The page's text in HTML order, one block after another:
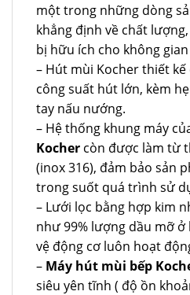
một trong những dòng
khẳng định về chất
bị hữu ích cho không
– Hút mùi Kocher thiết
công suất hút lớn, kèm
tay nấu nướng.
– Hệ thống khung máy
Kocher còn được làm từ
(inox 316), đảm bảo sản
trong suốt quá trình sử
– Lưới lọc bằng hợp kim
như 99% lượng dầu mỡ
vệ động cơ luôn hoạt
– Máy hút mùi bếp
siêu yên tĩnh ( độ ồn